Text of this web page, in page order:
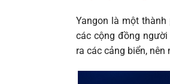
Yangon là một
các cộng đồng
ra các cảng biển,